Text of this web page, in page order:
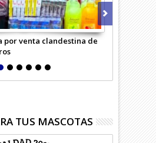
por venta clandestina de
TUS MASCOTAS